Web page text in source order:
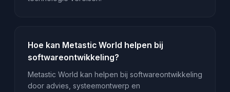
Hoe kan Metastic World helpen bij
softwareontwikkeling?
Metastic World kan helpen bij softwareontwikkeling
door advies, systeemontwerp en